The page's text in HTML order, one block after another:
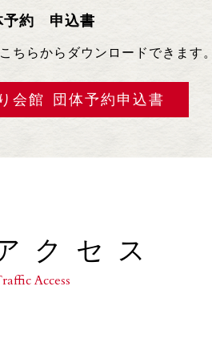
予約 申込書
ちらからダウンロードできます
会館 団体予約申込書
クセス
Access